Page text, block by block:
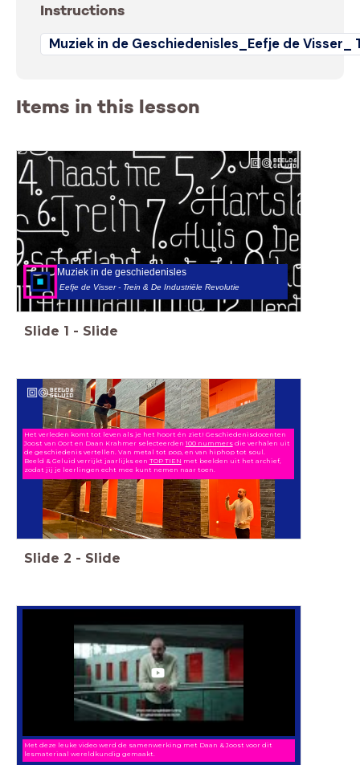
Instructions
Muziek in de Geschiedenisles_Eefje de
Items in this lesson
Muziek in de geschiedenisles
Eefje de Visser - Trein & De Industriële Revolutie
Slide 1 - Slide
Het verleden komt tot leven als je het hoort én ziet! Geschiedenisdocenten
Joost van Oort en Daan Krahmer selecteerden 100 nummersdie verhalen uit
de geschiedenis vertellen. Van metal tot pop, en van hiphop tot soul.
Beeld & Geluid verrijkt jaarlijks een TOP TIEN met beelden uit het archief,
zodat jij je leerlingen echt mee kunt nemen naar toen.
Slide 2 - Slide
Met deze leuke video werd de samenwerking met Daan & Joost voor dit
lesmateriaal wereldkundig gemaakt.